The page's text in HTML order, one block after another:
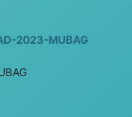
2023-MUBAG